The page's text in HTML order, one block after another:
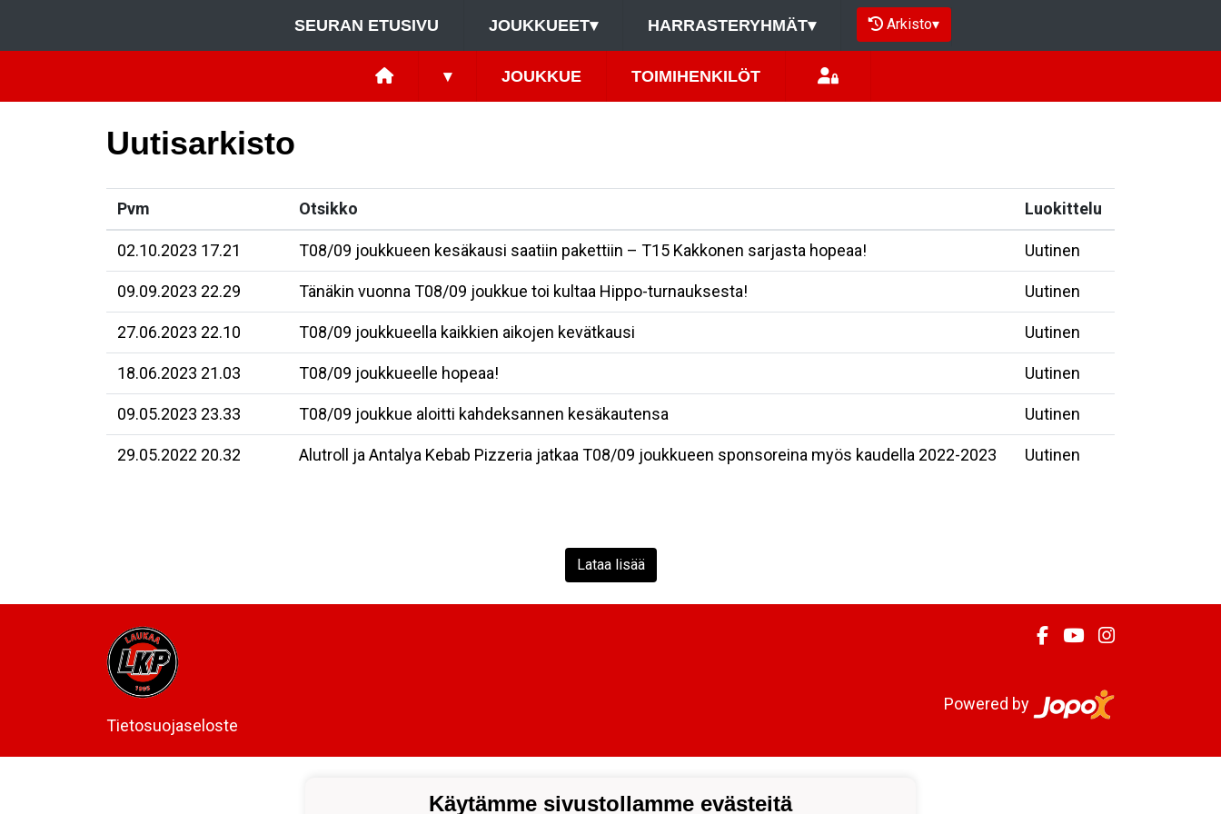
SEURAN ETUSIVU JOUKKUEET▾ HARRASTERYHMÄT▾ Arkisto▾
▾ JOUKKUE TOIMIHENKILÖT
Uutisarkisto
Pvm Otsikko Luokittelu
02.10.2023 17.21 T08/09 joukkueen kesäkausi saatiin pakettiin – T15 Kakkonen sarjasta hopeaa! Uutinen
09.09.2023 22.29 Tänäkin vuonna T08/09 joukkue toi kultaa Hippo-turnauksesta! Uutinen
27.06.2023 22.10 T08/09 joukkueella kaikkien aikojen kevätkausi Uutinen
18.06.2023 21.03 T08/09 joukkueelle hopeaa! Uutinen
09.05.2023 23.33 T08/09 joukkue aloitti kahdeksannen kesäkautensa Uutinen
29.05.2022 20.32 Alutroll ja Antalya Kebab Pizzeria jatkaa T08/09 joukkueen sponsoreina myös kaudella 2022-2023 Uutinen
Lataa lisää
Tietosuojaseloste
Powered by
Käytämme sivustollamme evästeitä